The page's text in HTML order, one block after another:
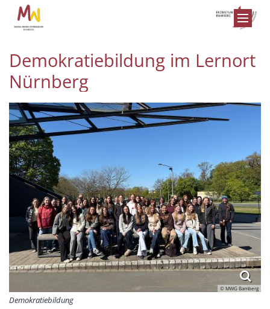
Zum Inhalt springen
Demokratiebildung im Lernort
Nürnberg
© MWG Bamberg
Demokratiebildung